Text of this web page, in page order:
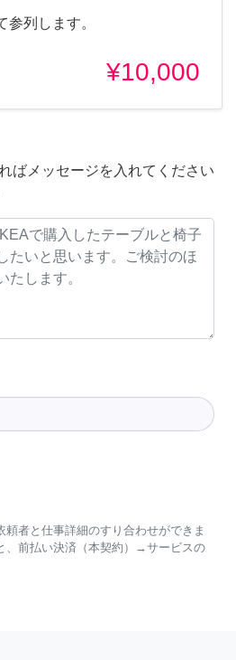
列します。
¥10,000
ばメッセージを入れてください
者と仕事詳細のすり合わせができま
、前払い決済（本契約）→サービスの